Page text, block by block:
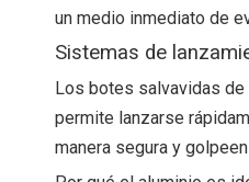
un medio inmediato de
Sistemas de
Los botes salvavidas
permite lanzarse
manera segura y